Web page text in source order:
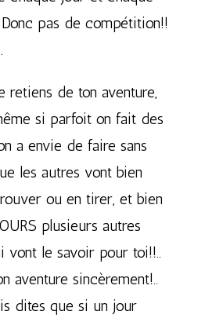
pas de compétition!!
retiens de ton aventure,
si parfoit on fait des
a envie de faire sans
les autres vont bien
ou en tirer, et bien
plusieurs autres
vont le savoir pour toi!!..
aventure sincèrement!..
dites que si un jour